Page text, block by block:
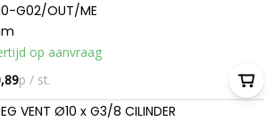
G02/OUT/ME
op aanvraag
p / st.
VENT Ø10 x G3/8 CILINDER